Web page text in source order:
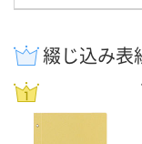
綴じ込み表